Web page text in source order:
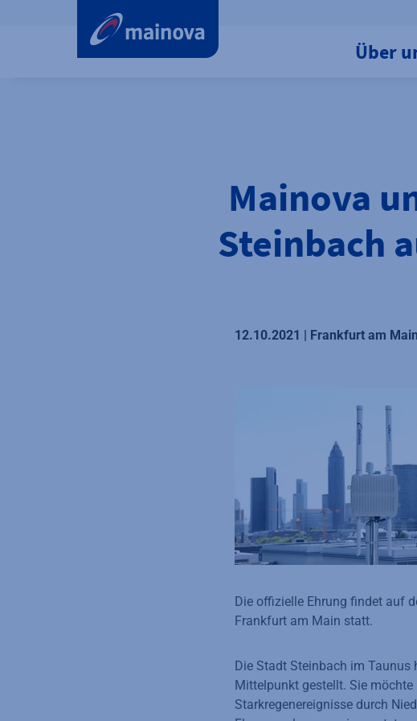
Über
Mainova
Steinbach
12.10.2021 | Frankfurt am Main
Die offizielle Ehrung findet auf
Frankfurt am Main statt.
Die Stadt Steinbach im Taunus
Mittelpunkt gestellt. Sie
Starkregenereignisse durch